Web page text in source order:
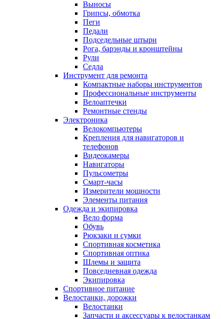
Выносы
Грипсы, обмотка
Пеги
Педали
Подседельные штыри
Рога, барэнды и кронштейны
Рули
Седла
Инструмент для ремонта
Компактные наборы инструментов
Профессиональные инструменты
Велоаптечки
Ремонтные стенды
Электроника
Велокомпьютеры
Крепления для навигаторов и
телефонов
Видеокамеры
Навигаторы
Пульсометры
Смарт-часы
Измерители мощности
Элементы питания
Одежда и экипировка
Вело форма
Обувь
Рюкзаки и сумки
Спортивная косметика
Спортивная оптика
Шлемы и защита
Повседневная одежда
Экипировка
Спортивное питание
Велостанки, дорожки
Велостанки
Запчасти и аксессуары к велостанкам